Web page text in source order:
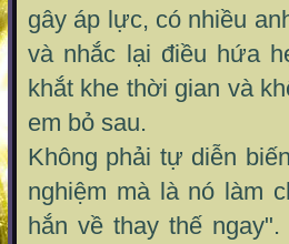
gây áp lực, có nhiều
và nhắc lại điều hứa
khắt khe thời gian và
em bỏ sau.
Không phải tự diễn
nghiệm mà là nó làm
hắn về thay thế